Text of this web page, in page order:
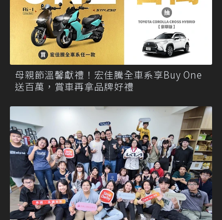
母親節溫馨獻禮！宏佳騰全車系享Buy One
送百萬，賞車再拿品牌好禮